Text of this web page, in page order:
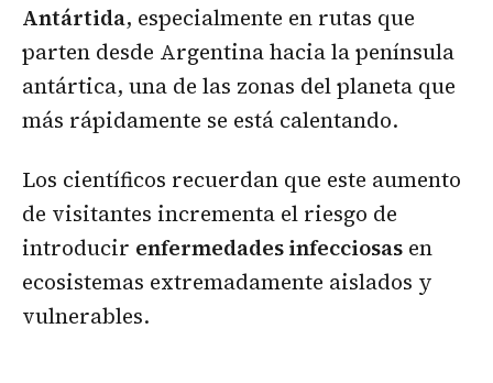
Antártida, especialmente en rutas que
parten desde Argentina hacia la península
antártica, una de las zonas del planeta que
más rápidamente se está calentando.
Los científicos recuerdan que este aumento
de visitantes incrementa el riesgo de
introducir enfermedades infecciosas en
ecosistemas extremadamente aislados y
vulnerables.